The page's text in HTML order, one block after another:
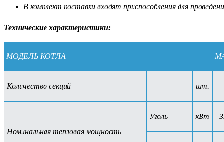
В комплект поставки входят приспособления для
Технические характеристики:
МОДЕЛЬ КОТЛА
Количество секций шт.
Номинальная тепловая мощность
Уголь кВт